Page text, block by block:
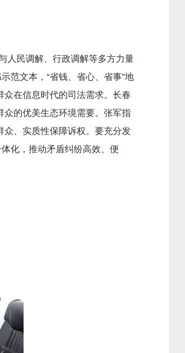
人民调解、行政调解等多方力量
范文本，“省钱、省心、省事”地
在信息时代的司法需求。长春
的优美生态环境需要。张军指
、实质性保障诉权。要充分发
化，推动矛盾纠纷高效、便